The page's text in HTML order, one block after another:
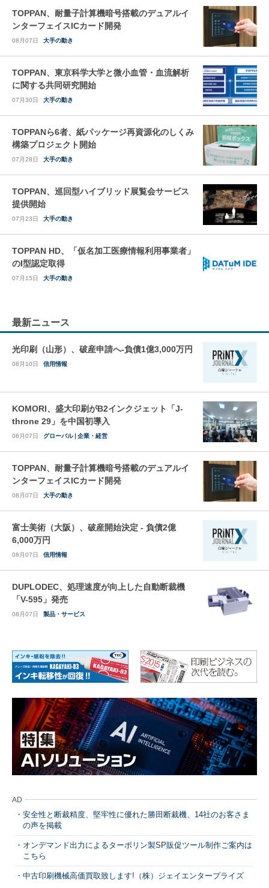
TOPPAN、耐量子計算機暗号搭載のデュアルイ
ンターフェイスICカード開発
08月07日 大手の動き
TOPPAN、東京科学大学と微小血管・血流解析
に関する共同研究開始
07月30日 大手の動き
TOPPANら6者、紙パッケージ再資源化のしくみ
構築プロジェクト開始
07月28日 大手の動き
TOPPAN、巡回型ハイブリッド展覧会サービス
提供開始
07月23日 大手の動き
TOPPAN HD、「仮名加工医療情報利用事業者」
のI型認定取得
07月15日 大手の動き
最新ニュース
光印刷（山形）、破産申請へ-負債1億3,000万円
08月10日 信用情報
KOMORI、盛大印刷がB2インクジェット「J-
throne 29」を中国初導入
08月07日 グローバル 企業・経営
TOPPAN、耐量子計算機暗号搭載のデュアルイ
ンターフェイスICカード開発
08月07日 大手の動き
富士美術（大阪）、破産開始決定 - 負債2億
6,000万円
08月07日 信用情報
DUPLODEC、処理速度が向上した自動断裁機
「V-595」発売
08月07日 製品・サービス
AD
安全性と断裁精度、堅牢性に優れた勝田断裁機、14社のお客さま
の声を掲載
オンデマンド出力によるターポリン製SP販促ツール制作ご案内は
こちら
中古印刷機械高価買取致します!（株）ジェイエンタープライズ